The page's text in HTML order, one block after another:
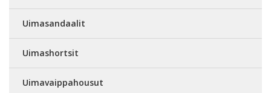
Uimasandaalit
Uimashortsit
Uimavaippahousut